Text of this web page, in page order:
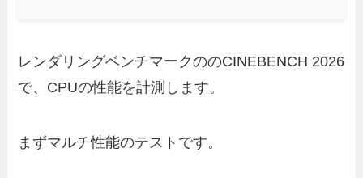
レンダリングベンチマークののCINEBENCH 2026
で、CPUの性能を計測します。
まずマルチ性能のテストです。